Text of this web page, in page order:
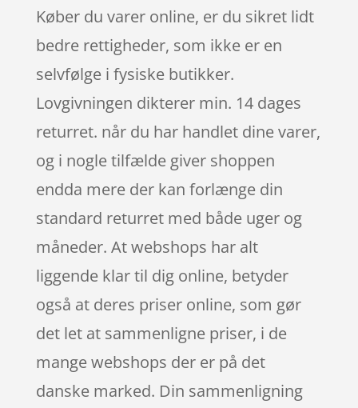
Køber du varer online, er du sikret lidt
bedre rettigheder, som ikke er en
selvfølge i fysiske butikker.
Lovgivningen dikterer min. 14 dages
returret. når du har handlet dine varer,
og i nogle tilfælde giver shoppen
endda mere der kan forlænge din
standard returret med både uger og
måneder. At webshops har alt
liggende klar til dig online, betyder
også at deres priser online, som gør
det let at sammenligne priser, i de
mange webshops der er på det
danske marked. Din sammenligning